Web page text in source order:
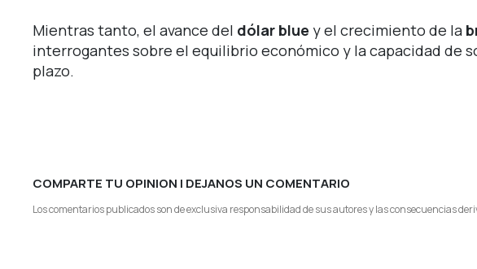
Mientras tanto, el avance del dólar blue y el crecimiento de la
interrogantes sobre el equilibrio económico y la capacidad de
plazo.
COMPARTE TU OPINION | DEJANOS UN COMENTARIO
Los comentarios publicados son de exclusiva responsabilidad de sus autores y las consecuencias